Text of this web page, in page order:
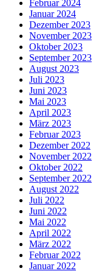
Februar 2024
Januar 2024
Dezember 2023
November 2023
Oktober 2023
September 2023
August 2023
Juli 2023
Juni 2023
Mai 2023
April 2023
März 2023
Februar 2023
Dezember 2022
November 2022
Oktober 2022
September 2022
August 2022
Juli 2022
Juni 2022
Mai 2022
April 2022
März 2022
Februar 2022
Januar 2022